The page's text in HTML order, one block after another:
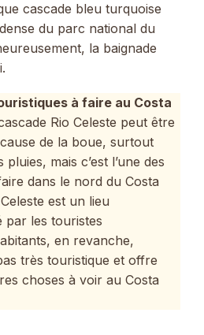
cascade bleu turquoise
du parc national du
la baignade
à faire au Costa
Rio Celeste peut être
de la boue, surtout
mais c’est l’une des
dans le nord du Costa
est un lieu
par les touristes
en revanche,
très touristique et offre
choses à voir au Costa